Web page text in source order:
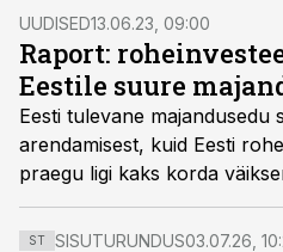
advokaadibüroo Sorainen
sama büroo jurist Maarika
UUDISED13.06.23, 09:00
Raport:
Eestile suure
Eesti tulevane
arendamisest, kuid Eesti
praegu ligi kaks korda
Arenguseire Keskus
trendid ja stsenaariumid
ST SISUTURUNDUS03.07.26,